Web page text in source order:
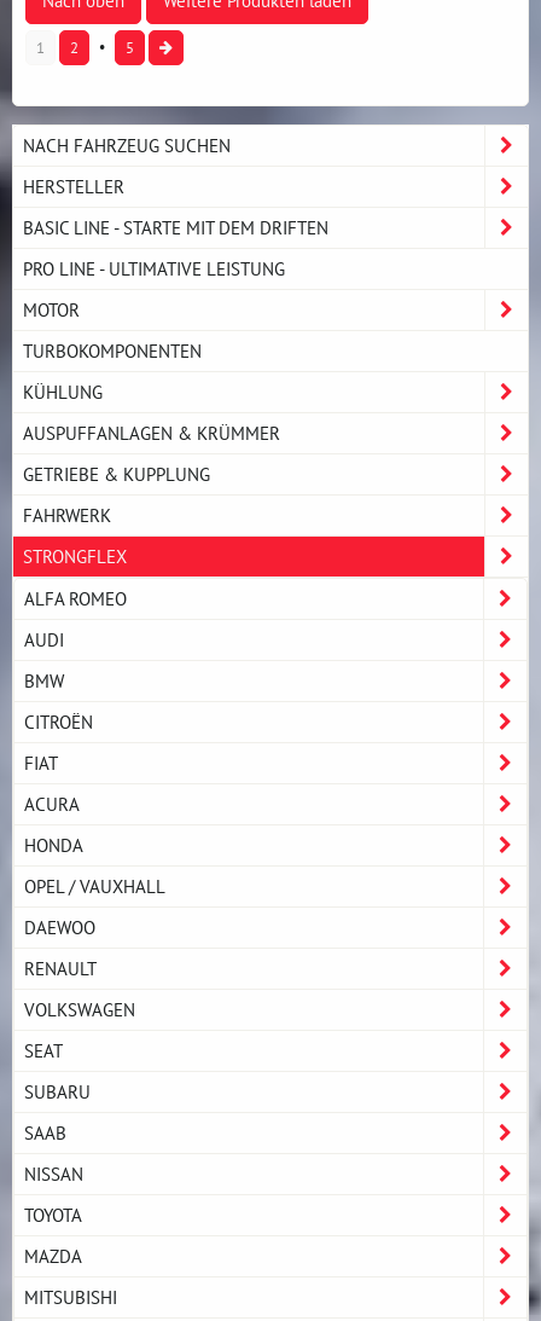
1 2 5
NACH FAHRZEUG SUCHEN
HERSTELLER
BASIC LINE - STARTE MIT DEM DRIFTEN
PRO LINE - ULTIMATIVE LEISTUNG
MOTOR
TURBOKOMPONENTEN
KÜHLUNG
AUSPUFFANLAGEN & KRÜMMER
GETRIEBE & KUPPLUNG
FAHRWERK
STRONGFLEX
ALFA ROMEO
AUDI
BMW
CITROËN
FIAT
ACURA
HONDA
OPEL / VAUXHALL
DAEWOO
RENAULT
VOLKSWAGEN
SEAT
SUBARU
SAAB
NISSAN
TOYOTA
MAZDA
MITSUBISHI